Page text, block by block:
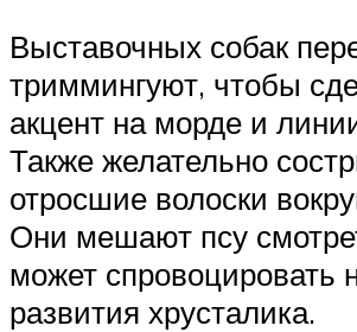
Выставочных собак
триммингуют, чтобы
акцент на морде и
Также желательно
отросшие волоски
Они мешают псу
может спровоцировать
развития хрусталика.